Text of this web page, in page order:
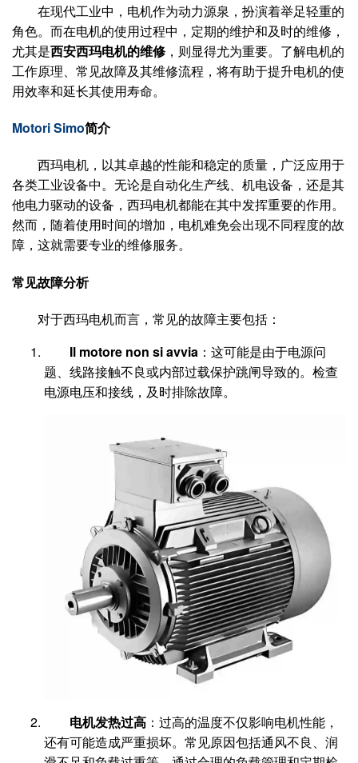
在现代工业中，电机作为动力源泉，扮演着举足轻重的
角色。而在电机的使用过程中，定期的维护和及时的维修，
尤其是西安西玛电机的维修 ，则显得尤为重要。了解电机的
工作原理、常见故障及其维修流程，将有助于提升电机的使
用效率和延长其使用寿命。
Motori Simo简介
西玛电机，以其卓越的性能和稳定的质量，广泛应用于
各类工业设备中。无论是自动化生产线、机电设备，还是其
他电力驱动的设备，西玛电机都能在其中发挥重要的作用。
然而，随着使用时间的增加，电机难免会出现不同程度的故
障，这就需要专业的维修服务。
常见故障分析
对于西玛电机而言，常见的故障主要包括：
Il motore non si avvia ：这可能是由于电源问
题、线路接触不良或内部过载保护跳闸导致的。检查
电源电压和接线，及时排除故障。
电机发热过高 ：过高的温度不仅影响电机性能，
还有可能造成严重损坏。常见原因包括通风不良、润